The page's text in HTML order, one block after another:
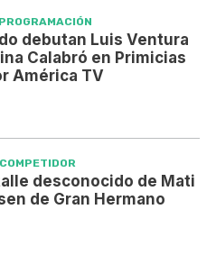
debutan Luis Ventura
Calabró en Primicias
América TV
desconocido de Mati
de Gran Hermano